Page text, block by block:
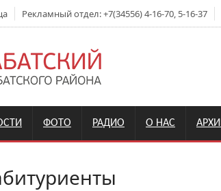
Рекламный отдел: +7(34556) 4-16-70, 5-16-37
ФОТО РАДИО О НАС